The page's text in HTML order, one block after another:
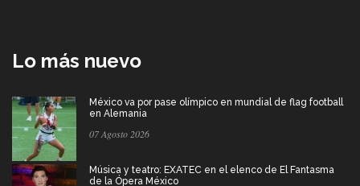
Lo más nuevo
México va por pase olímpico en mundial de flag football
en Alemania
07 Agosto 2026
Música y teatro: EXATEC en el elenco de El Fantasma
de la Ópera México